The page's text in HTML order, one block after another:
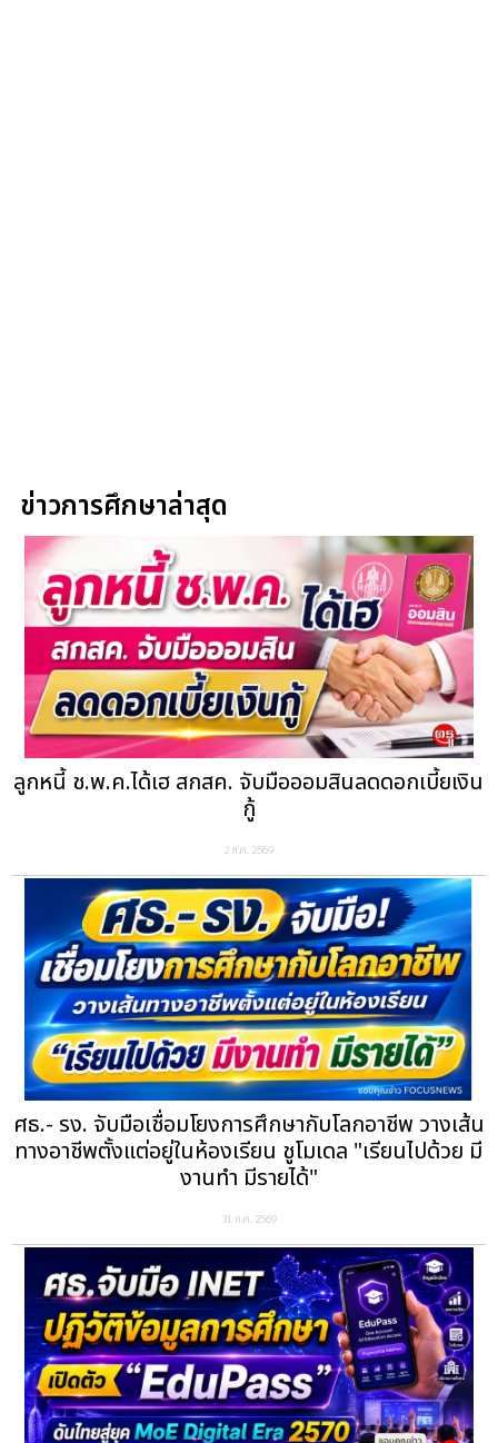
ข่าวการศึกษาล่าสุด
ลูกหนี้ ช.พ.ค.ได้เฮ สกสค. จับมือออมสินลดดอกเบี้ยเงิน
กู้
2 ส.ค. 2569
ศธ.- รง. จับมือเชื่อมโยงการศึกษากับโลกอาชีพ วางเส้น
ทางอาชีพตั้งแต่อยู่ในห้องเรียน ชูโมเดล "เรียนไปด้วย มี
งานทำ มีรายได้"
31 ก.ค. 2569